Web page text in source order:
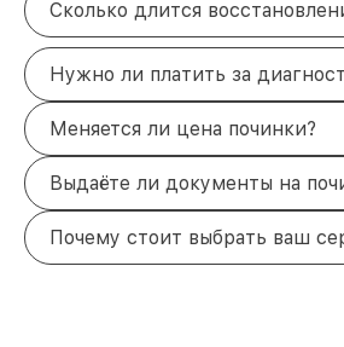
Сколько длится
Нужно ли платить за
Меняется ли цена починки?
Выдаёте ли документы на
Почему стоит выбрать ваш